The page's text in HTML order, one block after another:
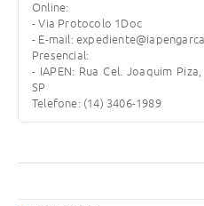
Online:
- Via Protocolo 1Doc
- E-mail:
Presencial:
- IAPEN: Rua Cel. Joaquim
SP
Telefone: (14) 3406-1989